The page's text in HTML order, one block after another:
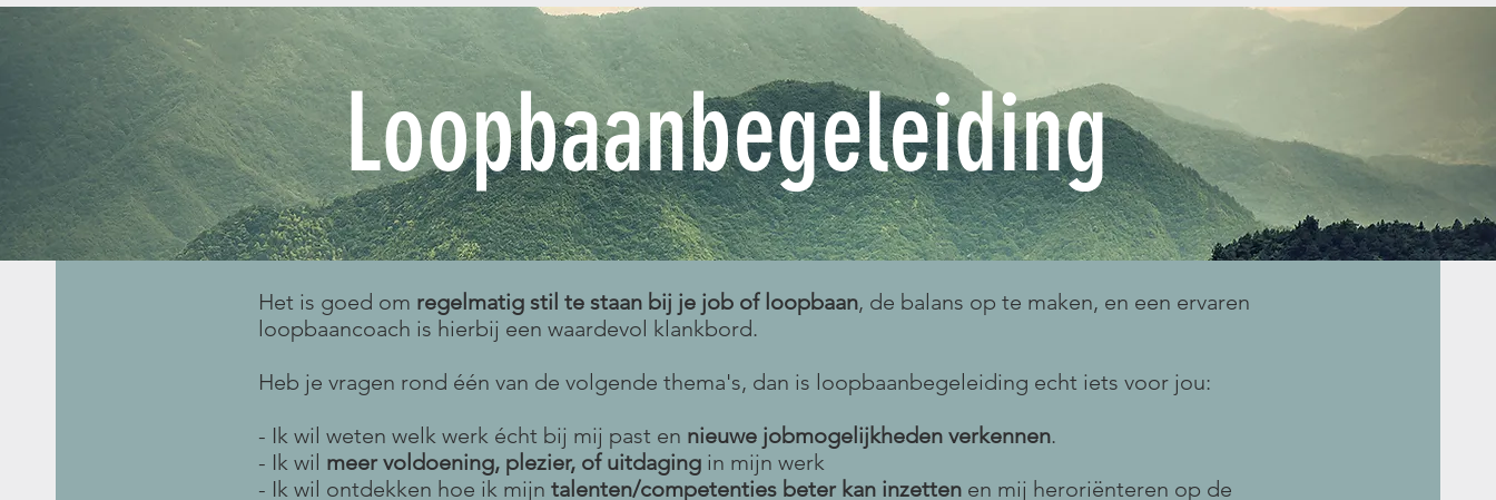
Loopbaanbegeleiding
Het is goed om regelmatig stil te staan bij je job of loopbaan, de balans op te maken, en een ervaren
loopbaancoach is hierbij een waardevol klankbord.
Heb je vragen rond één van de volgende thema's, dan is loopbaanbegeleiding echt iets voor jou:
- Ik wil weten welk werk écht bij mij past en nieuwe jobmogelijkheden verkennen.
- Ik wil meer voldoening, plezier, of uitdaging in mijn werk
- Ik wil ontdekken hoe ik mijn talenten/competenties beter kan inzetten en mij heroriënteren op de